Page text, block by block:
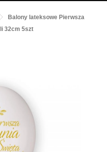
BANKETÓWKI
Balony lateksowe Pierwsza
32cm 5szt